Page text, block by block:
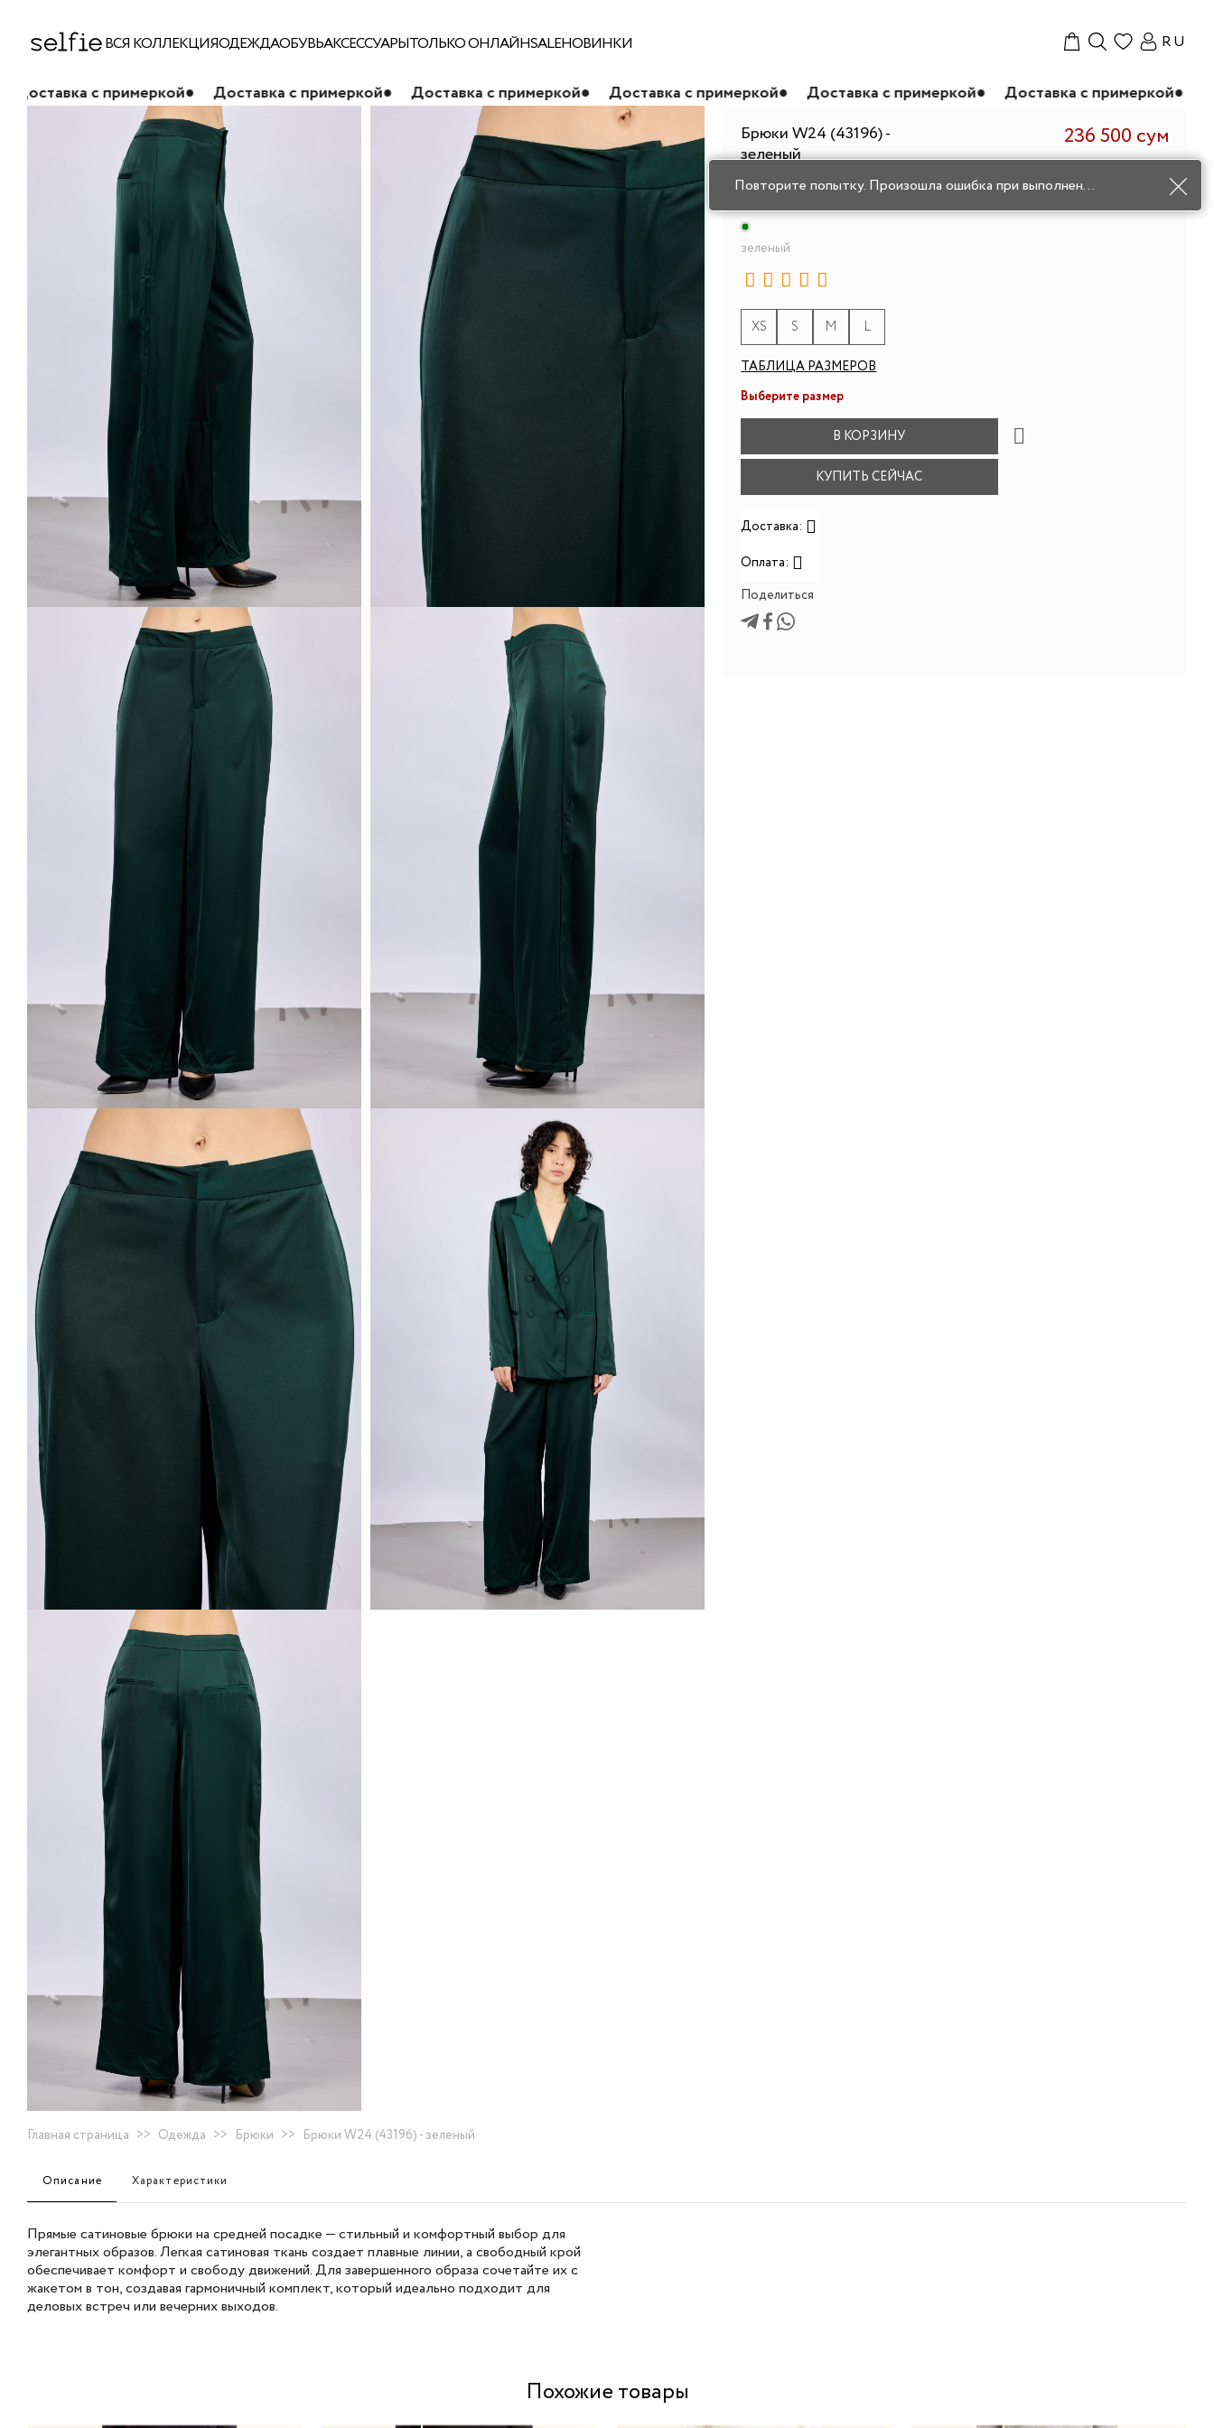
ВСЯ КОЛЛЕКЦИЯОДЕЖДАОБУВЬАКСЕССУАРЫТОЛЬКО ОНЛАЙНSALEНОВИНКИ RU
Повторите попытку. Произошла ошибка при выполнении запроса
● Доставка с примеркой● Доставка с примеркой● Доставка с примеркой● Доставка с примеркой● Доставка с примеркой●
Доставка с
Брюки W24 (43196) -
зеленый
236 500 сум
339 000 сум
зеленый
XS S M L
ТАБЛИЦА РАЗМЕРОВ
Выберите размер
В КОРЗИНУ
КУПИТЬ СЕЙЧАС
Доставка:
Оплата:
Поделиться
Главная страница >> Одежда >> Брюки >> Брюки W24 (43196) - зеленый
Описание Характеристики
Прямые сатиновые брюки на средней посадке — стильный и комфортный выбор для
элегантных образов. Легкая сатиновая ткань создает плавные линии, а свободный крой
обеспечивает комфорт и свободу движений. Для завершенного образа сочетайте их с
жакетом в тон, создавая гармоничный комплект, который идеально подходит для
деловых встреч или вечерних выходов.
Похожие товары